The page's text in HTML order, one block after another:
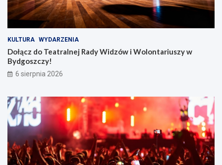
KULTURA WYDARZENIA
Dołącz do Teatralnej Rady Widzów i Wolontariuszy w
Bydgoszczy!
6 sierpnia 2026